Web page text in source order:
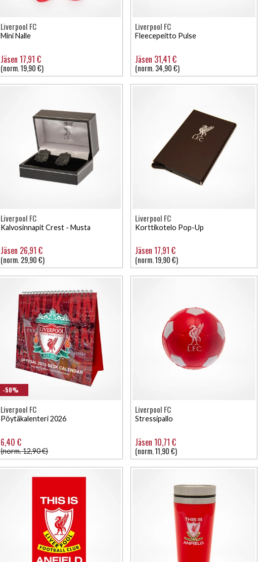
Liverpool FC
Mini Nalle
Jäsen 17,91 €
(norm. 19,90 €)
Liverpool FC
Fleecepeitto Pulse
Jäsen 31,41 €
(norm. 34,90 €)
Liverpool FC
Kalvosinnapit Crest - Musta
Jäsen 26,91 €
(norm. 29,90 €)
Liverpool FC
Korttikotelo Pop-Up
Jäsen 17,91 €
(norm. 19,90 €)
-50%
Liverpool FC
Pöytäkalenteri 2026
6,40 €
(norm. 12,90 €)
Liverpool FC
Stressipallo
Jäsen 10,71 €
(norm. 11,90 €)